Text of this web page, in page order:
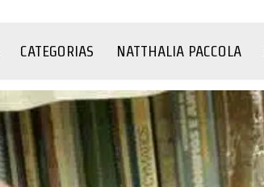
CATEGORIAS NATTHALIA PACCOLA